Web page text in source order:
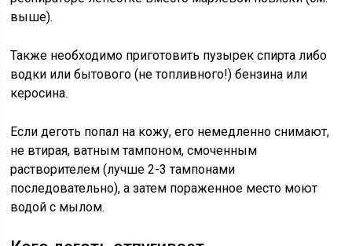
выше).
Также необходимо приготовить пузырек спирта либо
водки или бытового (не топливного!) бензина или
керосина.
Если деготь попал на кожу, его немедленно снимают,
не втирая, ватным тампоном, смоченным
растворителем (лучше 2-3 тампонами
последовательно), а затем пораженное место моют
водой с мылом.